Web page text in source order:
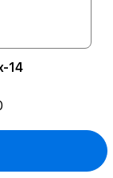
14-inch MacBook Pro M3 Max